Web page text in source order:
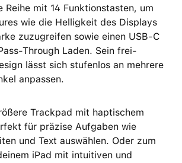
Reihe mit 14 Funktionstasten, um
wie die Helligkeit des Displays
zuzugreifen sowie einen USB‑C
Laden. Sein frei­
lässt sich stufenlos an mehrere
anpassen.
Trackpad mit haptischem
für präzise Aufgaben wie
und Text auswählen. Oder zum
iPad mit intuitiven und